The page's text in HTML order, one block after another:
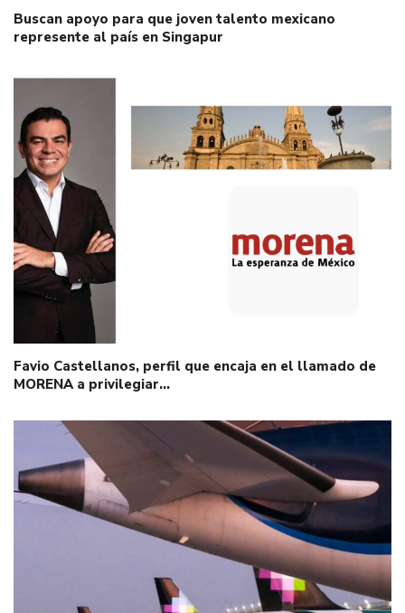
Buscan apoyo para que joven talento mexicano
represente al país en Singapur
Favio Castellanos, perfil que encaja en el llamado de
MORENA a privilegiar…